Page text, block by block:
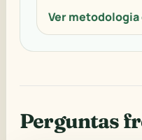
Ver
Perguntas